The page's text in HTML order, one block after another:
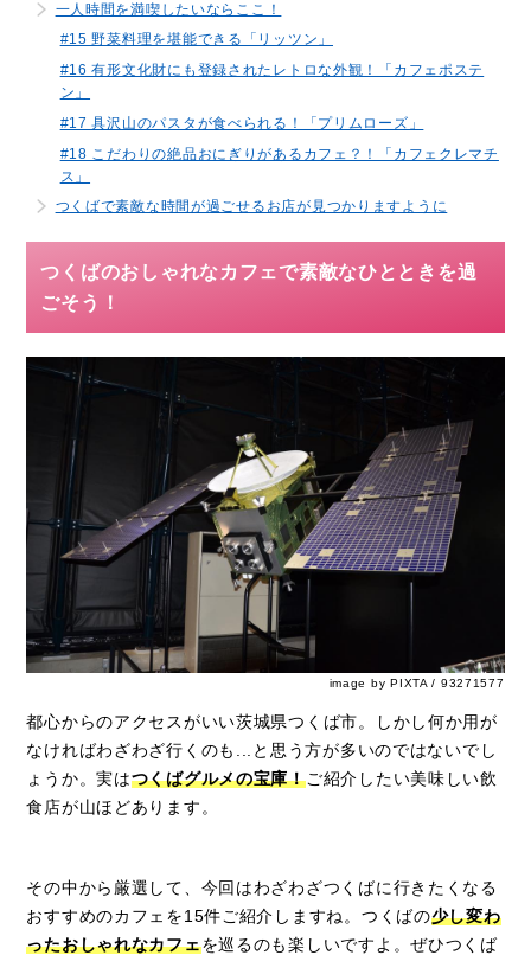
一人時間を満喫したいならここ！
#15 野菜料理を堪能できる「リッツン」
#16 有形文化財にも登録されたレトロな外観！「カフェポステ
ン」
#17 具沢山のパスタが食べられる！「プリムローズ」
#18 こだわりの絶品おにぎりがあるカフェ？！「カフェクレマチ
ス」
つくばで素敵な時間が過ごせるお店が見つかりますように
つくばのおしゃれなカフェで素敵なひとときを過
ごそう！
image by PIXTA / 93271577
都心からのアクセスがいい茨城県つくば市。しかし何か用が
なければわざわざ行くのも
と思う方が多いのではないでし
ょうか。実はつくばグルメの宝庫！ご紹介したい美味しい飲
食店が山ほどあります。
その中から厳選して、今回はわざわざつくばに行きたくなる
おすすめのカフェを15件ご紹介しますね。つくばの少し変わ
ったおしゃれなカフェを巡るのも楽しいですよ。ぜひつくば